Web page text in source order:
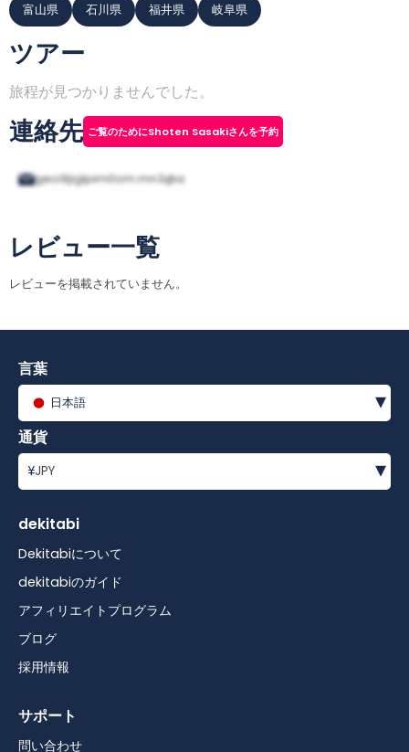
富山県 石川県 福井県 岐阜県
ツアー
旅程が見つかりませんでした。
連絡先 ご覧のためにShoten Sasakiさんを予約
geci9jiglpim0om.mn3@a
レビュー一覧
レビューを掲載されていません。
言葉
日本語 ▾
通貨
¥JPY ▾
dekitabi
Dekitabiについて
dekitabiのガイド
アフィリエイトプログラム
ブログ
採用情報
サポート
問い合わせ